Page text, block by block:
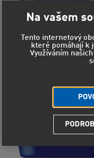
Na vašem
Tento internetový
které pomáhají k
Využíváním